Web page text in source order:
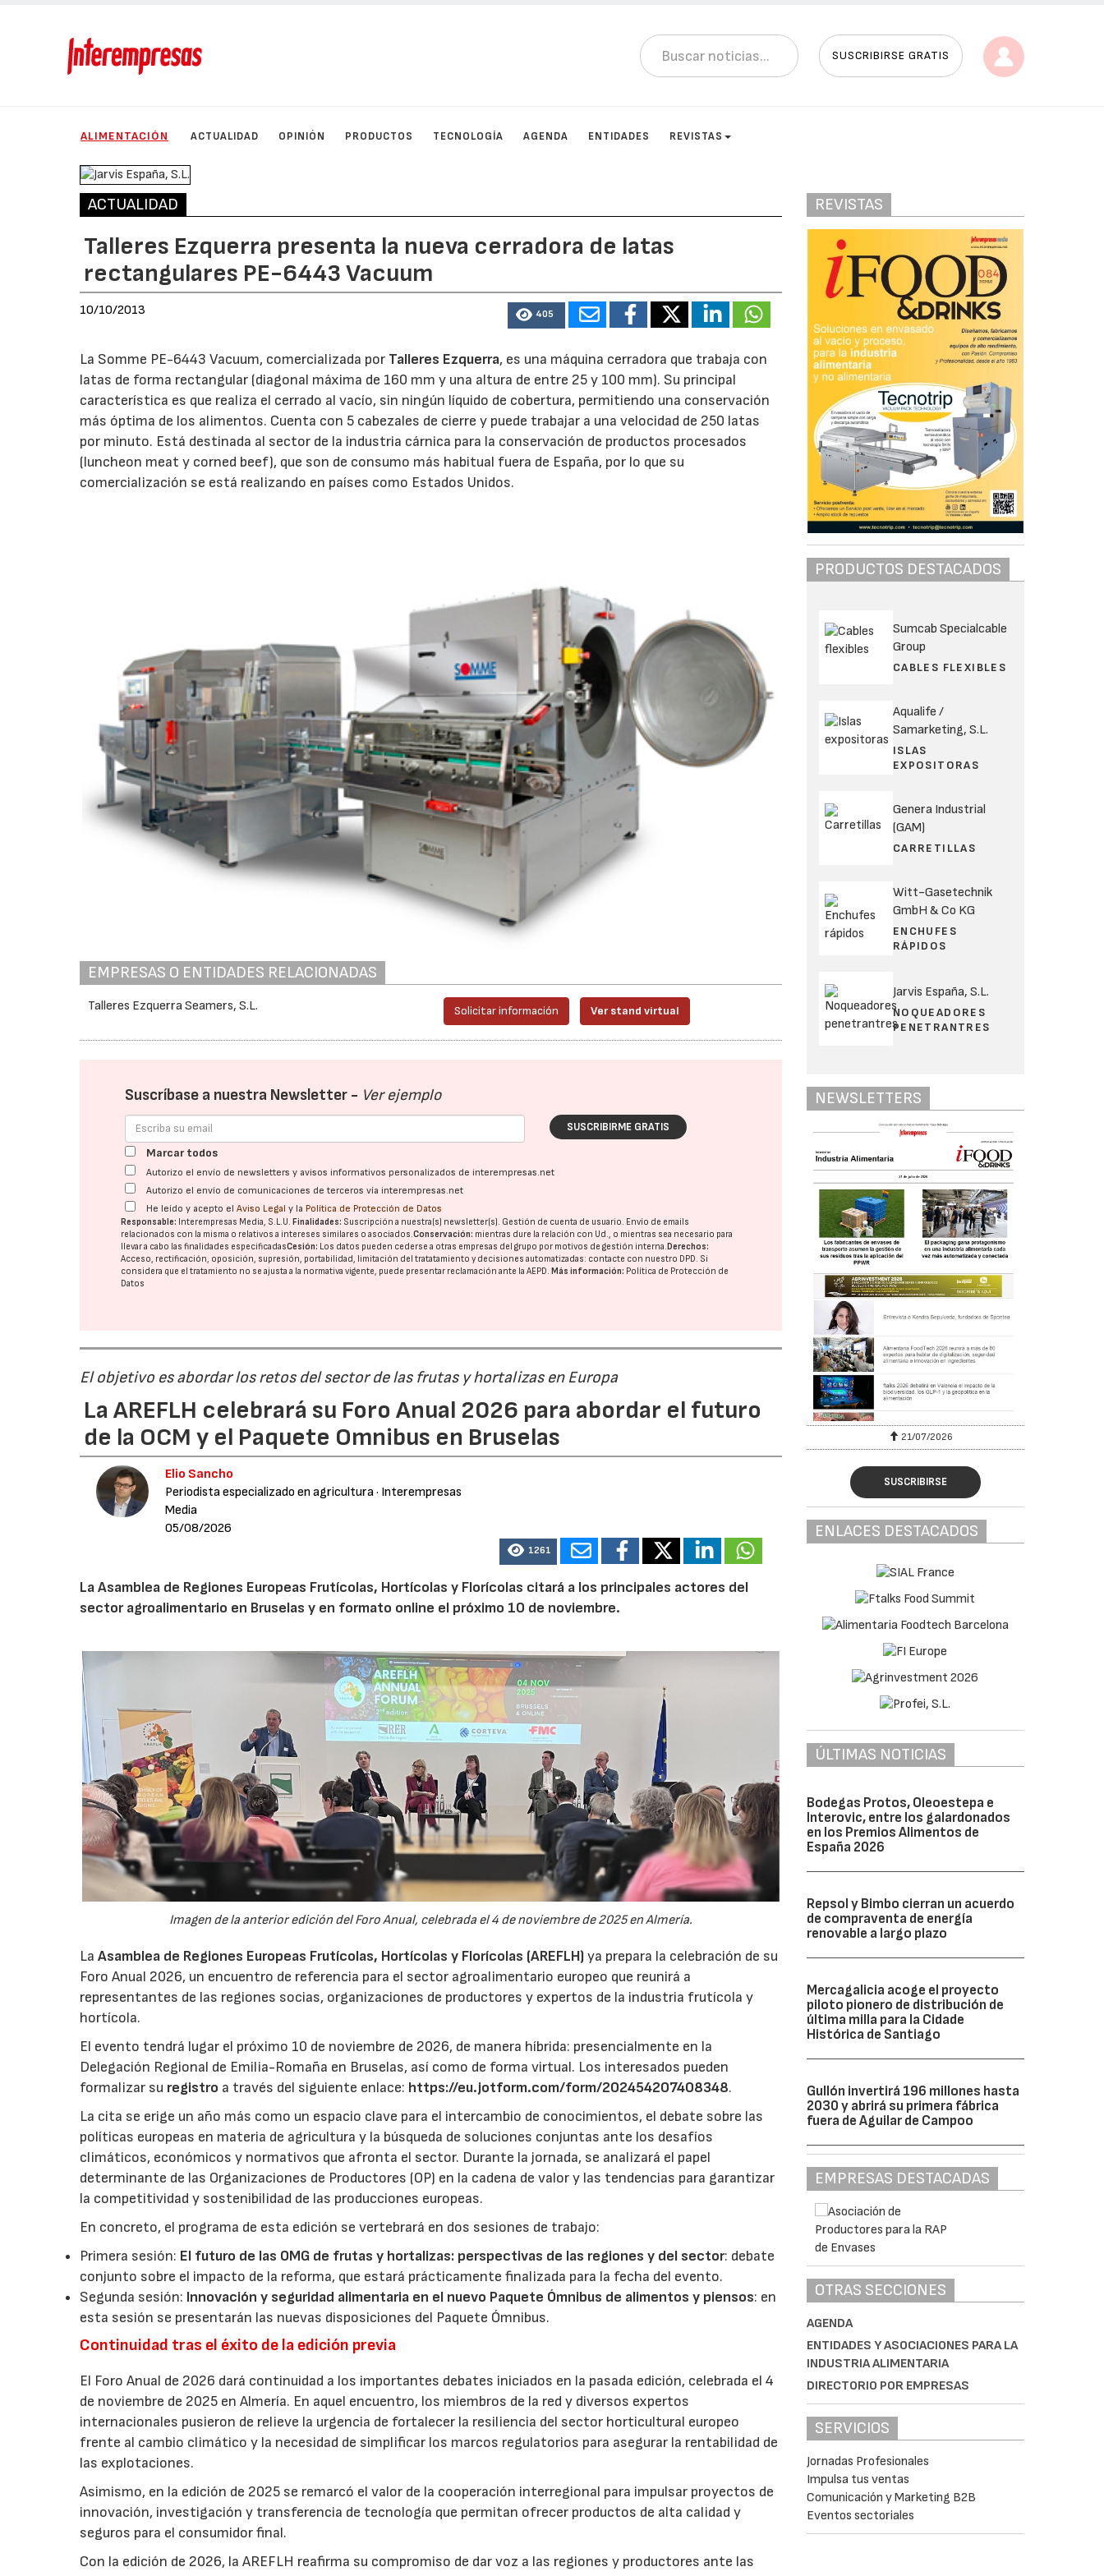
SUSCRIBIRSE GRATIS
ALIMENTACIÓN ACTUALIDAD OPINIÓN PRODUCTOS TECNOLOGÍA AGENDA ENTIDADES REVISTAS
ACTUALIDAD
Talleres Ezquerra presenta la nueva cerradora de latas
rectangulares PE-6443 Vacuum
10/10/2013 405
La Somme PE-6443 Vacuum, comercializada por Talleres Ezquerra, es una máquina cerradora que trabaja con
latas de forma rectangular (diagonal máxima de 160 mm y una altura de entre 25 y 100 mm). Su principal
característica es que realiza el cerrado al vacío, sin ningún líquido de cobertura, permitiendo una conservación
más óptima de los alimentos. Cuenta con 5 cabezales de cierre y puede trabajar a una velocidad de 250 latas
por minuto. Está destinada al sector de la industria cárnica para la conservación de productos procesados
(luncheon meat y corned beef), que son de consumo más habitual fuera de España, por lo que su
comercialización se está realizando en países como Estados Unidos.
EMPRESAS O ENTIDADES RELACIONADAS
Talleres Ezquerra Seamers, S.L. Solicitar información Ver stand virtual
Suscríbase a nuestra Newsletter - Ver ejemplo
SUSCRIBIRME GRATIS
Marcar todos
Autorizo el envío de newsletters y avisos informativos personalizados de interempresas.net
Autorizo el envío de comunicaciones de terceros vía interempresas.net
He leído y acepto elAviso Legal y la Política de Protección de Datos
Responsable: Interempresas Media, S.L.U.Finalidades: Suscripción a nuestra(s) newsletter(s). Gestión de cuenta de usuario. Envío de emails
relacionados con la misma o relativos a intereses similares o asociados.Conservación: mientras dure la relación con Ud., o mientras sea necesario para
llevar a cabo las finalidades especificadasCesión: Los datos pueden cederse a otras empresas del grupo por motivos de gestión interna.Derechos:
Acceso, rectificación, oposición, supresión, portabilidad, limitación del tratatamiento y decisiones automatizadas: contacte con nuestro DPD. Si
considera que el tratamiento no se ajusta a la normativa vigente, puede presentar reclamación ante laAEPD.Más información: Política de Protección de
Datos
El objetivo es abordar los retos del sector de las frutas y hortalizas en Europa
La AREFLH celebrará su Foro Anual 2026 para abordar el futuro
de la OCM y el Paquete Omnibus en Bruselas
Elio Sancho
Periodista especializado en agricultura· Interempresas
Media
05/08/2026
1261
La Asamblea de Regiones Europeas Frutícolas, Hortícolas y Florícolas citará a los principales actores del
sector agroalimentario en Bruselas y en formato online el próximo 10 de noviembre.
Imagen de la anterior edición del Foro Anual, celebrada el 4 de noviembre de 2025 en Almería.
LaAsamblea de Regiones Europeas Frutícolas, Hortícolas y Florícolas (AREFLH)ya prepara la celebración de su
Foro Anual 2026, un encuentro de referencia para el sector agroalimentario europeo que reunirá a
representantes de las regiones socias, organizaciones de productores y expertos de la industria frutícola y
hortícola.
El evento tendrá lugar el próximo 10 de noviembre de 2026, de manera híbrida: presencialmente en la
Delegación Regional de Emilia-Romaña en Bruselas, así como de forma virtual. Los interesados pueden
formalizar su registro a través del siguiente enlace: https://eu.jotform.com/form/202454207408348.
La cita se erige un año más como un espacio clave para el intercambio de conocimientos, el debate sobre las
políticas europeas en materia de agricultura y la búsqueda de soluciones conjuntas ante los desafíos
climáticos, económicos y normativos que afronta el sector. Durante la jornada, se analizará el papel
determinante de las Organizaciones de Productores (OP) en la cadena de valor y las tendencias para garantizar
la competitividad y sostenibilidad de las producciones europeas.
En concreto, el programa de esta edición se vertebrará en dos sesiones de trabajo:
Primera sesión: El futuro de las OMG de frutas y hortalizas: perspectivas de las regiones y del sector: debate
conjunto sobre el impacto de la reforma, que estará prácticamente finalizada para la fecha del evento.
Segunda sesión: Innovación y seguridad alimentaria en el nuevo Paquete Ómnibus de alimentos y piensos: en
esta sesión se presentarán las nuevas disposiciones del Paquete Ómnibus.
Continuidad tras el éxito de la edición previa
El Foro Anual de 2026 dará continuidad a los importantes debates iniciados en la pasada edición, celebrada el 4
de noviembre de 2025 en Almería. En aquel encuentro, los miembros de la red y diversos expertos
internacionales pusieron de relieve la urgencia de fortalecer la resiliencia del sector horticultural europeo
frente al cambio climático y la necesidad de simplificar los marcos regulatorios para asegurar la rentabilidad de
las explotaciones.
Asimismo, en la edición de 2025 se remarcó el valor de la cooperación interregional para impulsar proyectos de
innovación, investigación y transferencia de tecnología que permitan ofrecer productos de alta calidad y
seguros para el consumidor final.
Con la edición de 2026, la AREFLH reafirma su compromiso de dar voz a las regiones y productores ante las
REVISTAS
PRODUCTOS DESTACADOS
Sumcab Specialcable
Group
CABLES FLEXIBLES
Aqualife /
Samarketing, S.L.
ISLAS
EXPOSITORAS
Genera Industrial
(GAM)
CARRETILLAS
Witt-Gasetechnik
GmbH & Co KG
ENCHUFES
RÁPIDOS
Jarvis España, S.L.
NOQUEADORES
PENETRANTRES
NEWSLETTERS
21/07/2026 21/07/2026
SUSCRIBIRSE
ENLACES DESTACADOS
ÚLTIMAS NOTICIAS
Bodegas Protos, Oleoestepa e
Interovic, entre los galardonados
en los Premios Alimentos de
España 2026
Repsol y Bimbo cierran un acuerdo
de compraventa de energía
renovable a largo plazo
Mercagalicia acoge el proyecto
piloto pionero de distribución de
última milla para la Cidade
Histórica de Santiago
Gullón invertirá 196 millones hasta
2030 y abrirá su primera fábrica
fuera de Aguilar de Campoo
EMPRESAS DESTACADAS
OTRAS SECCIONES
AGENDA
ENTIDADES Y ASOCIACIONES PARA LA
INDUSTRIA ALIMENTARIA
DIRECTORIO POR EMPRESAS
SERVICIOS
Jornadas Profesionales
Impulsa tus ventas
Comunicación y Marketing B2B
Eventos sectoriales